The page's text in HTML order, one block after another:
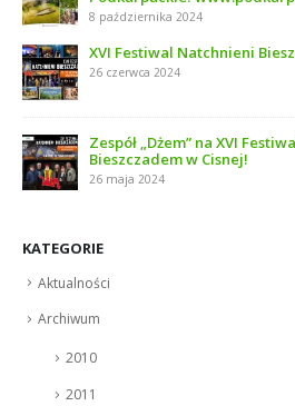
8 października 2024
XVI Festiwal Natchnieni
26 czerwca 2024
Zespół „Dżem” na XVI
Bieszczadem w Cisnej!
26 maja 2024
KATEGORIE
Aktualności
Archiwum
2010
2011